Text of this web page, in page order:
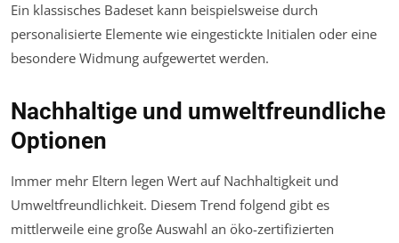
Ein klassisches Badeset kann beispielsweise durch
personalisierte Elemente wie eingestickte Initialen oder eine
besondere Widmung aufgewertet werden.
Nachhaltige und umweltfreundliche
Optionen
Immer mehr Eltern legen Wert auf Nachhaltigkeit und
Umweltfreundlichkeit. Diesem Trend folgend gibt es
mittlerweile eine große Auswahl an öko-zertifizierten